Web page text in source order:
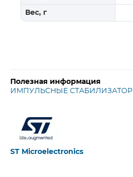
Вес, г
Полезная информация
ИМПУЛЬСНЫЕ
ST Microelectronics